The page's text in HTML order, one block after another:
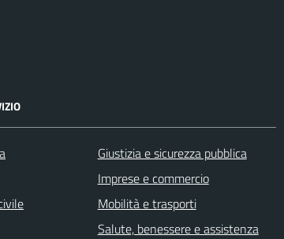
Giustizia e sicurezza pubblica
Imprese e commercio
Mobilità e trasporti
Salute, benessere e assistenza